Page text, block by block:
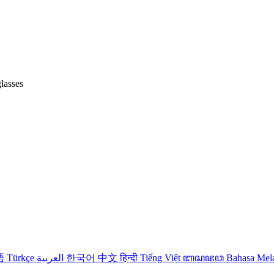
Türkçe 한국어 中文हिन्दी Tiếng Việt ꦧꦱꦗꦮ Bahasa